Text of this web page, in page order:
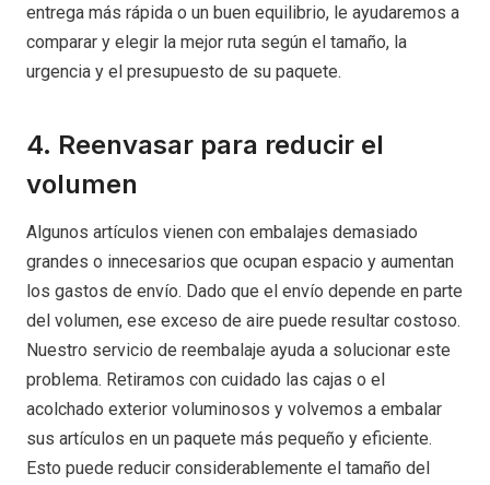
entrega más rápida o un buen equilibrio, le ayudaremos a
comparar y elegir la mejor ruta según el tamaño, la
urgencia y el presupuesto de su paquete.
4. Reenvasar para reducir el
volumen
Algunos artículos vienen con embalajes demasiado
grandes o innecesarios que ocupan espacio y aumentan
los gastos de envío. Dado que el envío depende en parte
del volumen, ese exceso de aire puede resultar costoso.
Nuestro servicio de reembalaje ayuda a solucionar este
problema. Retiramos con cuidado las cajas o el
acolchado exterior voluminosos y volvemos a embalar
sus artículos en un paquete más pequeño y eficiente.
Esto puede reducir considerablemente el tamaño del